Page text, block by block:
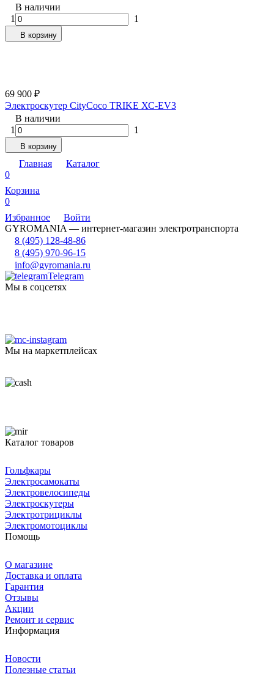
В наличии
1
1
В корзину
69 900 ₽
Электроскутер CityCoco TRIKE ХС-EV3
В наличии
1
1
В корзину
Главная
Каталог
0
Корзина
0
Избранное
Войти
GYROMANIA — интернет-магазин электротранспорта
8 (495) 128-48-86
8 (495) 970-96-15
info@gyromania.ru
Telegram
Мы в соцсетях
Мы на маркетплейсах
Каталог товаров
Гольфкары
Электросамокаты
Электровелосипеды
Электроскутеры
Электротрициклы
Электромотоциклы
Помощь
О магазине
Доставка и оплата
Гарантия
Отзывы
Акции
Ремонт и сервис
Информация
Новости
Полезные статьи